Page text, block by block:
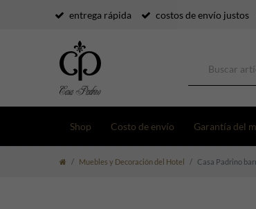
entrega rápida costos de envío justos
Shop Costo de envío Garantía del
Muebles y Decoración del Hotel Casa Padrino